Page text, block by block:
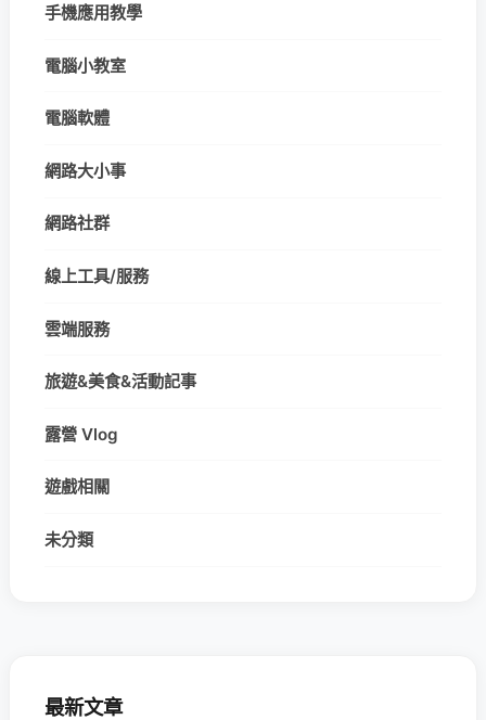
手機應用教學
電腦小教室
電腦軟體
網路大小事
網路社群
線上工具/服務
雲端服務
旅遊&美食&活動記事
露營 Vlog
遊戲相關
未分類
最新文章